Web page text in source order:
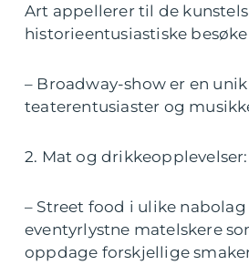
Art appellerer til de
historieentusiastiske
– Broadway-show er en
teaterentusiaster og
2. Mat og drikkeopplevelser:
– Street food i ulike
eventyrlystne matelskere
oppdage forskjellige